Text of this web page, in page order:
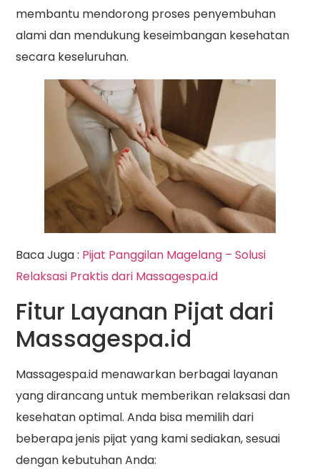
membantu mendorong proses penyembuhan
alami dan mendukung keseimbangan kesehatan
secara keseluruhan.
Baca Juga : Pijat Panggilan Magelang – Solusi
Relaksasi Praktis dari Massagespa.id
Fitur Layanan Pijat dari
Massagespa.id
Massagespa.id menawarkan berbagai layanan
yang dirancang untuk memberikan relaksasi dan
kesehatan optimal. Anda bisa memilih dari
beberapa jenis pijat yang kami sediakan, sesuai
dengan kebutuhan Anda: